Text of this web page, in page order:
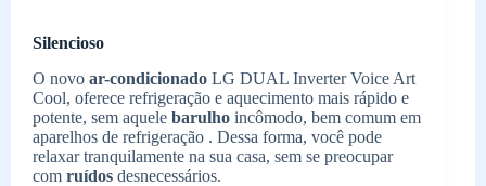
Silencioso
O novo ar-condicionado LG DUAL Inverter Voice Art
Cool, oferece refrigeração e aquecimento mais rápido e
potente, sem aquele barulho incômodo, bem comum em
aparelhos de refrigeração . Dessa forma, você pode
relaxar tranquilamente na sua casa, sem se preocupar
com ruídos desnecessários.